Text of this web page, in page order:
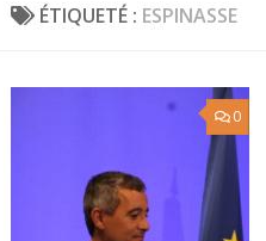
ÉTIQUETÉ : ESPINASSE
0